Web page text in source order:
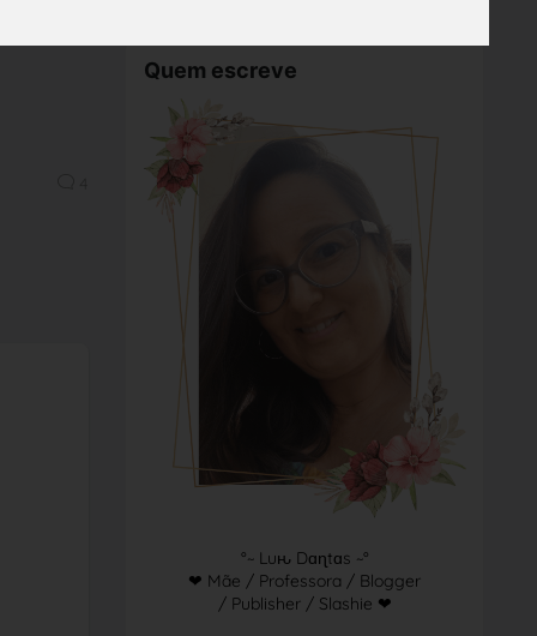
Quem escreve
°~ Luԋ Dɑɳtɑs ~°
❤ Mãe / Professora / Blogger
/ Publisher / Slashie ❤